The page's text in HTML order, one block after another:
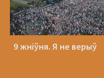
9 жніўня. Я не верыў